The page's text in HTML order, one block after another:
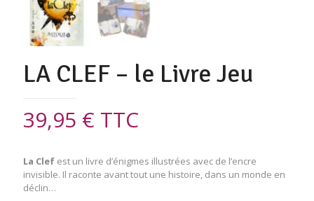
LA CLEF – le Livre Jeu
39,95 € TTC
La Clef est un livre d’énigmes illustrées avec de l’encre
invisible. Il raconte avant tout une histoire, dans un monde en
déclin…